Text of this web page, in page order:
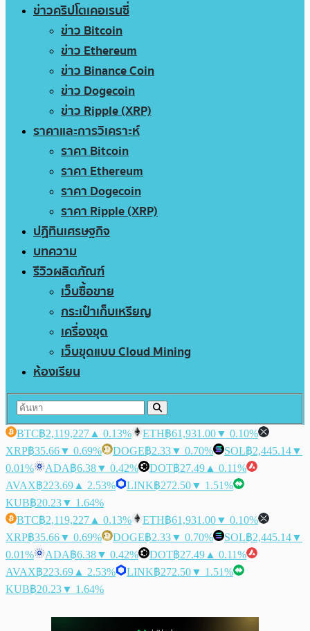
ข่าวคริปโตเคอเรนซี่
ข่าว Bitcoin
ข่าว Ethereum
ข่าว Binance Coin
ข่าว Dogecoin
ข่าว Ripple (XRP)
ราคาและการวิเคราะห์
ราคา Bitcoin
ราคา Ethereum
ราคา Dogecoin
ราคา Ripple (XRP)
ปฏิทินเศรษฐกิจ
บทความ
รีวิวผลิตภัณฑ์
เว็บซื้อขาย
กระเป๋าเก็บเหรียญ
เครื่องขุด
เว็บขุดแบบ Cloud Mining
ห้องเรียน
BTC฿2,119,227 ▲ 0.13% ETH฿61,931.00▼ 0.10%
XRP฿35.66▼ 0.69% DOGE฿2.33▼ 0.70% SOL฿2,445.14▼
0.01%
ADA฿6.38▼ 0.42% DOT฿27.49 ▲ 0.11%
AVAX฿223.69 ▲ 2.53% LINK฿272.50▼ 1.51%
KUB฿20.23▼ 1.64%
BTC฿2,119,227 ▲ 0.13% ETH฿61,931.00▼ 0.10%
XRP฿35.66▼ 0.69% DOGE฿2.33▼ 0.70% SOL฿2,445.14▼
0.01%
ADA฿6.38▼ 0.42% DOT฿27.49 ▲ 0.11%
AVAX฿223.69 ▲ 2.53% LINK฿272.50▼ 1.51%
KUB฿20.23▼ 1.64%